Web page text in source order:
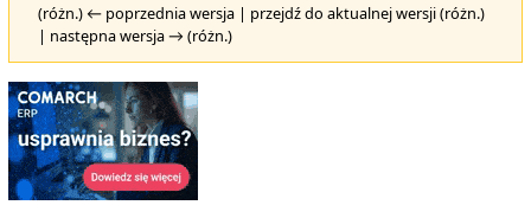
(różn.) ← poprzednia wersja | przejdź do aktualnej wersji (różn.)
| następna wersja → (różn.)